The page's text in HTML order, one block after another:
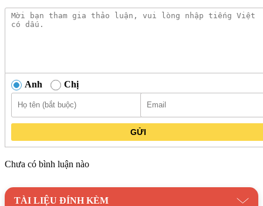
thường mà còn là điểm nhấn cho căn bếp nhờ thiết kế hiện đại
và duy trì vẻ ngoài thẩm mỹ theo thời gian.
Anh Chị
GỬI
Chưa có bình luận nào
TÀI LIỆU ĐÍNH KÈM